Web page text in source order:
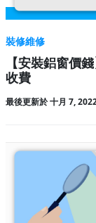
裝修維修
【安裝鋁窗價
收費
最後更新於 十月 7,